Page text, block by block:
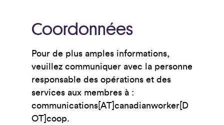
Coordonnées
Pour de plus amples informations,
veuillez communiquer avec la personne
responsable des opérations et des
services aux membres à :
communications[AT]canadianworker[D
OT]coop.